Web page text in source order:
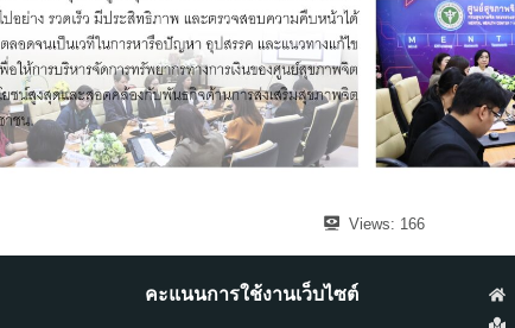
Views: 166
คะแนนการใช้งานเว็บไซต์